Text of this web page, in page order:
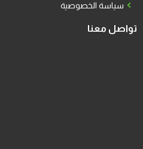
سياسة الخصوصية
تواصل معنا